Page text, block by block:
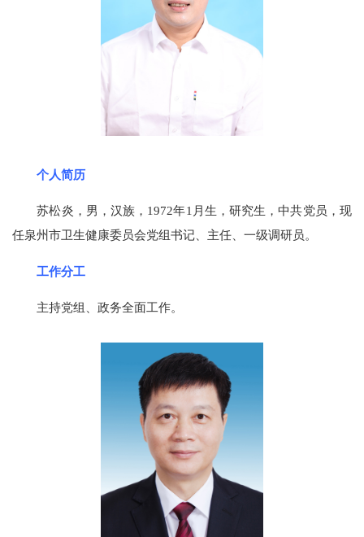
个人简历
苏松炎，男，汉族，1972年1月生，研究生，中共党员，现
任泉州市卫生健康委员会党组书记、主任、一级调研员。
工作分工
主持党组、政务全面工作。